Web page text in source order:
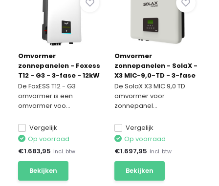
Omvormer
zonnepanelen - Foxess
T12 - G3 - 3-fase - 12kW
De FoxESS T12 - G3
omvormer is een
omvormer voo...
Vergelijk
Op voorraad
€1.683,95 Incl. btw
Bekijken
Omvormer
zonnepanelen - SolaX -
X3 MIC-9,0-TD - 3-fase
- 9kW
De SolaX X3 MIC 9,0 TD
omvormer voor
zonnepanel...
Vergelijk
Op voorraad
€1.697,95 Incl. btw
Bekijken